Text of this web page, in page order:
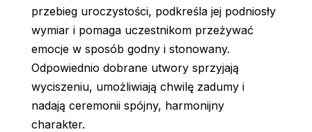
przebieg uroczystości, podkreśla jej podniosły
wymiar i pomaga uczestnikom przeżywać
emocje w sposób godny i stonowany.
Odpowiednio dobrane utwory sprzyjają
wyciszeniu, umożliwiają chwilę zadumy i
nadają ceremonii spójny, harmonijny
charakter.